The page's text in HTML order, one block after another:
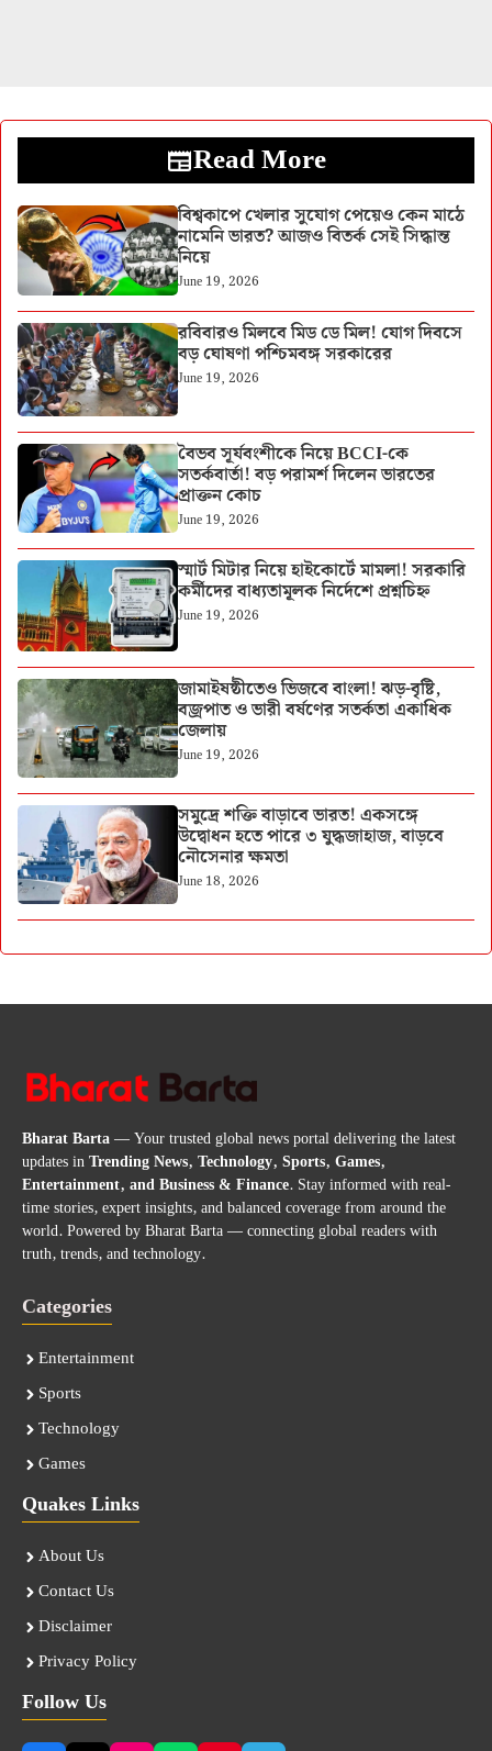
Read More
বিশ্বকাপে খেলার সুযোগ পেয়েও কেন মাঠে
নামেনি ভারত? আজও বিতর্ক সেই সিদ্ধান্ত
নিয়ে
June 19, 2026
রবিবারও মিলবে মিড ডে মিল! যোগ দিবসে
বড় ঘোষণা পশ্চিমবঙ্গ সরকারের
June 19, 2026
বৈভব সূর্যবংশীকে নিয়ে BCCI-কে
সতর্কবার্তা! বড় পরামর্শ দিলেন ভারতের
প্রাক্তন কোচ
June 19, 2026
স্মার্ট মিটার নিয়ে হাইকোর্টে মামলা! সরকারি
কর্মীদের বাধ্যতামূলক নির্দেশে প্রশ্নচিহ্ন
June 19, 2026
জামাইষষ্ঠীতেও ভিজবে বাংলা! ঝড়-বৃষ্টি,
বজ্রপাত ও ভারী বর্ষণের সতর্কতা একাধিক
জেলায়
June 19, 2026
সমুদ্রে শক্তি বাড়াবে ভারত! একসঙ্গে
উদ্বোধন হতে পারে ৩ যুদ্ধজাহাজ, বাড়বে
নৌসেনার ক্ষমতা
June 18, 2026
Bharat Barta— Your trusted global news portal delivering the latest
updates inTrending News, Technology, Sports, Games,
Entertainment, and Business & Finance. Stay informed with real-
time stories, expert insights, and balanced coverage from around the
world. Powered by Bharat Barta — connecting global readers with
truth, trends, and technology.
Categories
Entertainment
Sports
Technology
Games
Quakes Links
About Us
Contact Us
Disclaimer
Privacy Policy
Follow Us